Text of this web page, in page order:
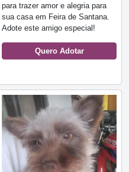
para trazer amor e alegria para
sua casa em Feira de Santana.
Adote este amigo especial!
Quero Adotar